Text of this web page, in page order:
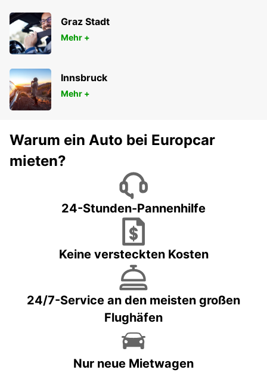
Graz Stadt
Mehr +
Innsbruck
Mehr +
Warum ein Auto bei Europcar
mieten?
24-Stunden-Pannenhilfe
Keine versteckten Kosten
24/7-Service an den meisten großen
Flughäfen
Nur neue Mietwagen